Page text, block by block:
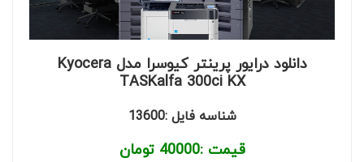
دانلود درایور پرینتر کیوسرا مدل Kyocera
TASKalfa 300ci KX
شناسه فایل :13600
قیمت :40000 تومان